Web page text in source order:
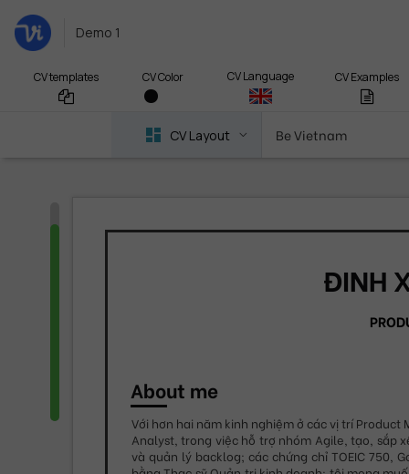
Demo 1
CV templates CV Color CV Language CV Examples
CV Layout Be Vietnam
ĐINH
About me
Với hơn hai năm kinh nghiệm ở các vị trí Product
Analyst, trong việc hỗ trợ nhóm Agile, tạo, sắp
và quản lý backlog; các chứng chỉ TOEIC 750,